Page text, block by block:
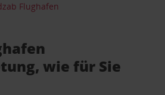
Flughafen
wie für Sie